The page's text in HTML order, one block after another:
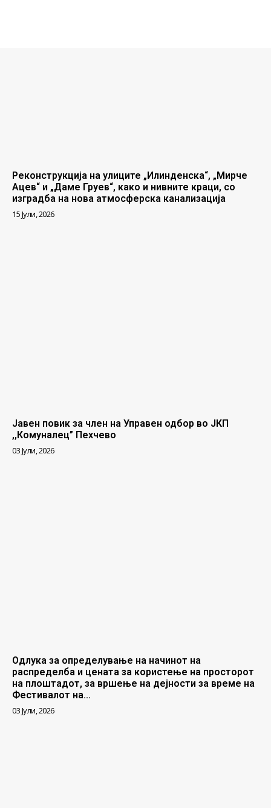
Реконструкција на улиците „Илинденска“, „Мирче
Ацев“ и „Даме Груев“, како и нивните краци, со
изградба на нова атмосферска канализација
15 Јули, 2026
Јавен повик за член на Управен одбор во ЈКП
,,Комуналец” Пехчево
03 Јули, 2026
Одлука за определување на начинот на
распределба и цената за користење на просторот
на плоштадот, за вршење на дејности за време на
Фестивалот на...
03 Јули, 2026